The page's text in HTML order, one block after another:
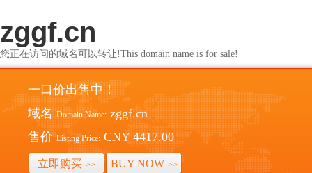
zggf.cn
您正在访问的域名可以转让!This domain name is for sale!
一口价出售中！
域名 Domain Name: zggf.cn
售价 Listing Price: CNY 4417.00
立即购买 >> BUY NOW >>